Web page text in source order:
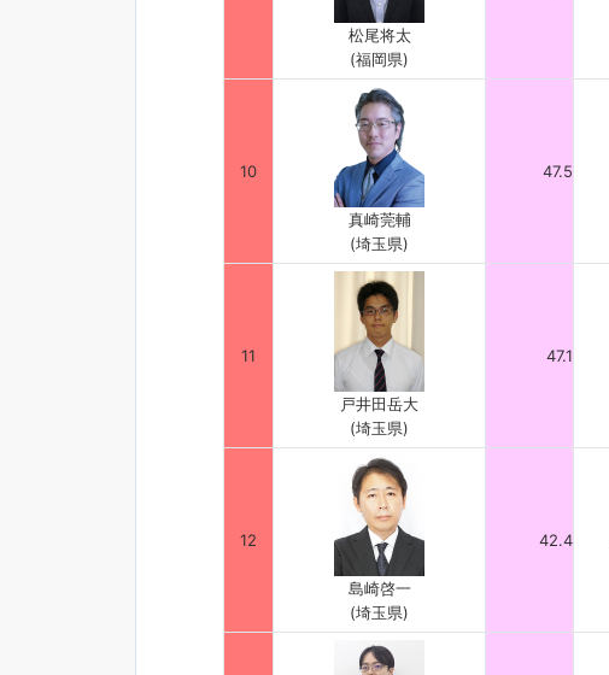
松尾将太
(福岡県)
10
真崎莞輔
(埼玉県)
47.5
11
戸井田岳大
(埼玉県)
47.1
12
島崎啓一
(埼玉県)
42.4